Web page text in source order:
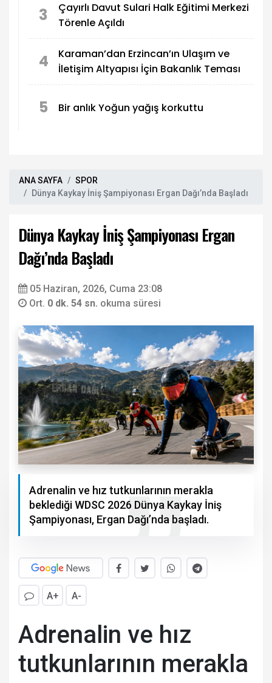
3
Çayırlı Davut Sulari Halk Eğitimi Merkezi
Törenle Açıldı
4
Karaman’dan Erzincan’ın Ulaşım ve
İletişim Altyapısı İçin Bakanlık Teması
5 Bir anlık Yoğun yağış korkuttu
ANA SAYFA
SPOR
Dünya Kaykay İniş Şampiyonası Ergan Dağı’nda Başladı
Dünya Kaykay İniş Şampiyonası Ergan
Dağı’nda Başladı
05 Haziran, 2026, Cuma 23:08
Ort. 0 dk. 54 sn. okuma süresi
Adrenalin ve hız tutkunlarının merakla
beklediği WDSC 2026 Dünya Kaykay İniş
Şampiyonası, Ergan Dağı’nda başladı.
A+ A-
Adrenalin ve hız
tutkunlarının merakla